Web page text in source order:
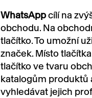
WhatsAppcílí na
obchodu. Na
tlačítko. To umožní
značek. Místo
tlačítko ve tvaru
katalogům produktů
vyhledávat jejich